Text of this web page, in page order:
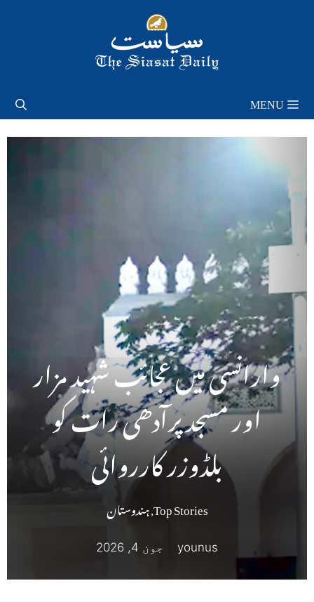
MENU
وارانسی میں عجائب شہید مزار
اور مسجد پرآدھی رات کو
بلڈوزر کارروائی
Top Stories
,ہندوستان
younus جون 4, 2026